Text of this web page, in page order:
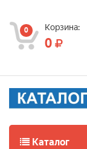
0 Корзина:
0
Каталог